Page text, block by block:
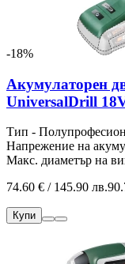
-18%
Акумулаторен
UniversalDrill
Тип -
Напрежение на
Макс. диаметър на
74.60 € / 145.90 лв.
Купи